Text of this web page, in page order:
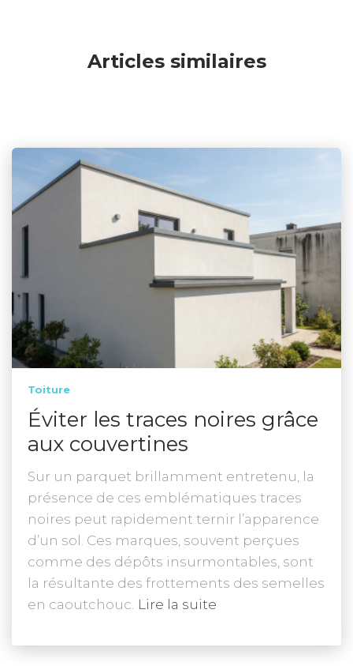
Articles similaires
Toiture
Éviter les traces noires grâce
aux couvertines
Sur un parquet brillamment entretenu, la
présence de ces emblématiques traces
noires peut rapidement ternir l’apparence
d’un sol. Ces marques, souvent perçues
comme des dépôts insurmontables, sont
la résultante des frottements des semelles
en caoutchouc. Lire la suite